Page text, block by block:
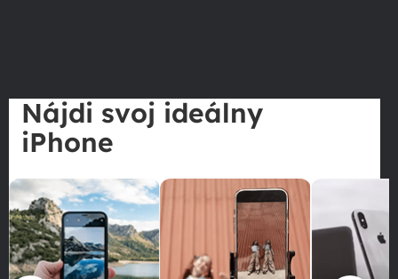
Nájdi svoj ideálny
iPhone